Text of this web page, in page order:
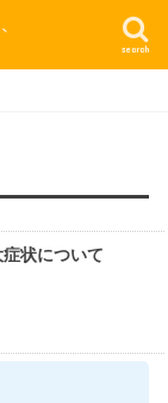
search
状について